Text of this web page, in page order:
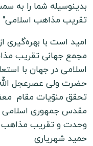
بدینوسیله شما را به
تقریب مذاهب
امید است با بهره‌گیری
مجمع جهانی تقریب
اسلامی در جهان با
حضرت ولی عصرعجل
تحقق منوّیات مقام
مقدس جمهوری اسلامی
وحدت و تقریب مذاهب
حمید شهریاری